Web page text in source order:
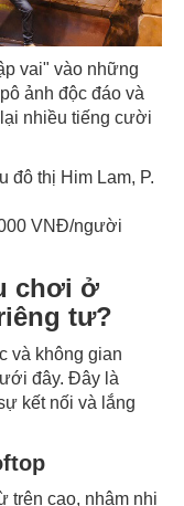
vai" vào những
ảnh độc đáo và
nhiều tiếng cười
đô thị Him Lam, P.
VNĐ/người
chơi ở
tư?
và không gian
đây. Đây là
kết nối và lắng
trên cao, nhâm nhi